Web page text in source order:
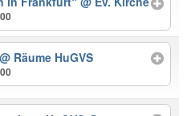
@ Räume HuGVS